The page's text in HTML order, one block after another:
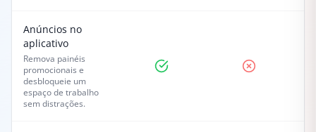
Anúncios no
aplicativo
Remova painéis
promocionais e
desbloqueie um
espaço de trabalho
sem distrações.